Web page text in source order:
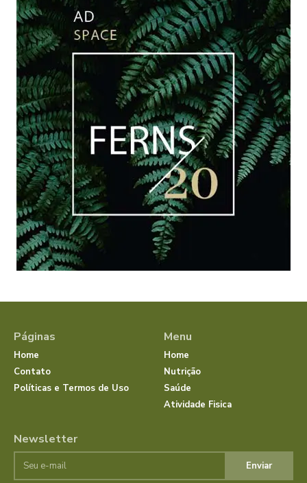
Páginas
Home
Contato
Políticas e Termos de Uso
Menu
Home
Nutrição
Saúde
Atividade Fisica
Newsletter
Enviar